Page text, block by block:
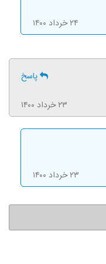
۲۴ خرداد ۱۴۰۰
پاسخ
۲۳ خرداد ۱۴۰۰
۲۳ خرداد ۱۴۰۰